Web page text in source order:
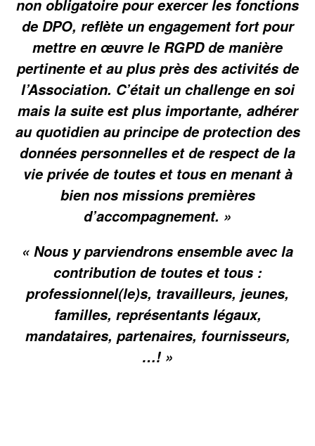
non obligatoire pour exercer les fonctions
de DPO, reflète un engagement fort pour
mettre en œuvre le RGPD de manière
pertinente et au plus près des activités de
l’Association. C’était un challenge en soi
mais la suite est plus importante, adhérer
au quotidien au principe de protection des
données personnelles et de respect de la
vie privée de toutes et tous en menant à
bien nos missions premières
d’accompagnement. »
« Nous y parviendrons ensemble avec la
contribution de toutes et tous :
professionnel(le)s, travailleurs, jeunes,
familles, représentants légaux,
mandataires, partenaires, fournisseurs,
…! »